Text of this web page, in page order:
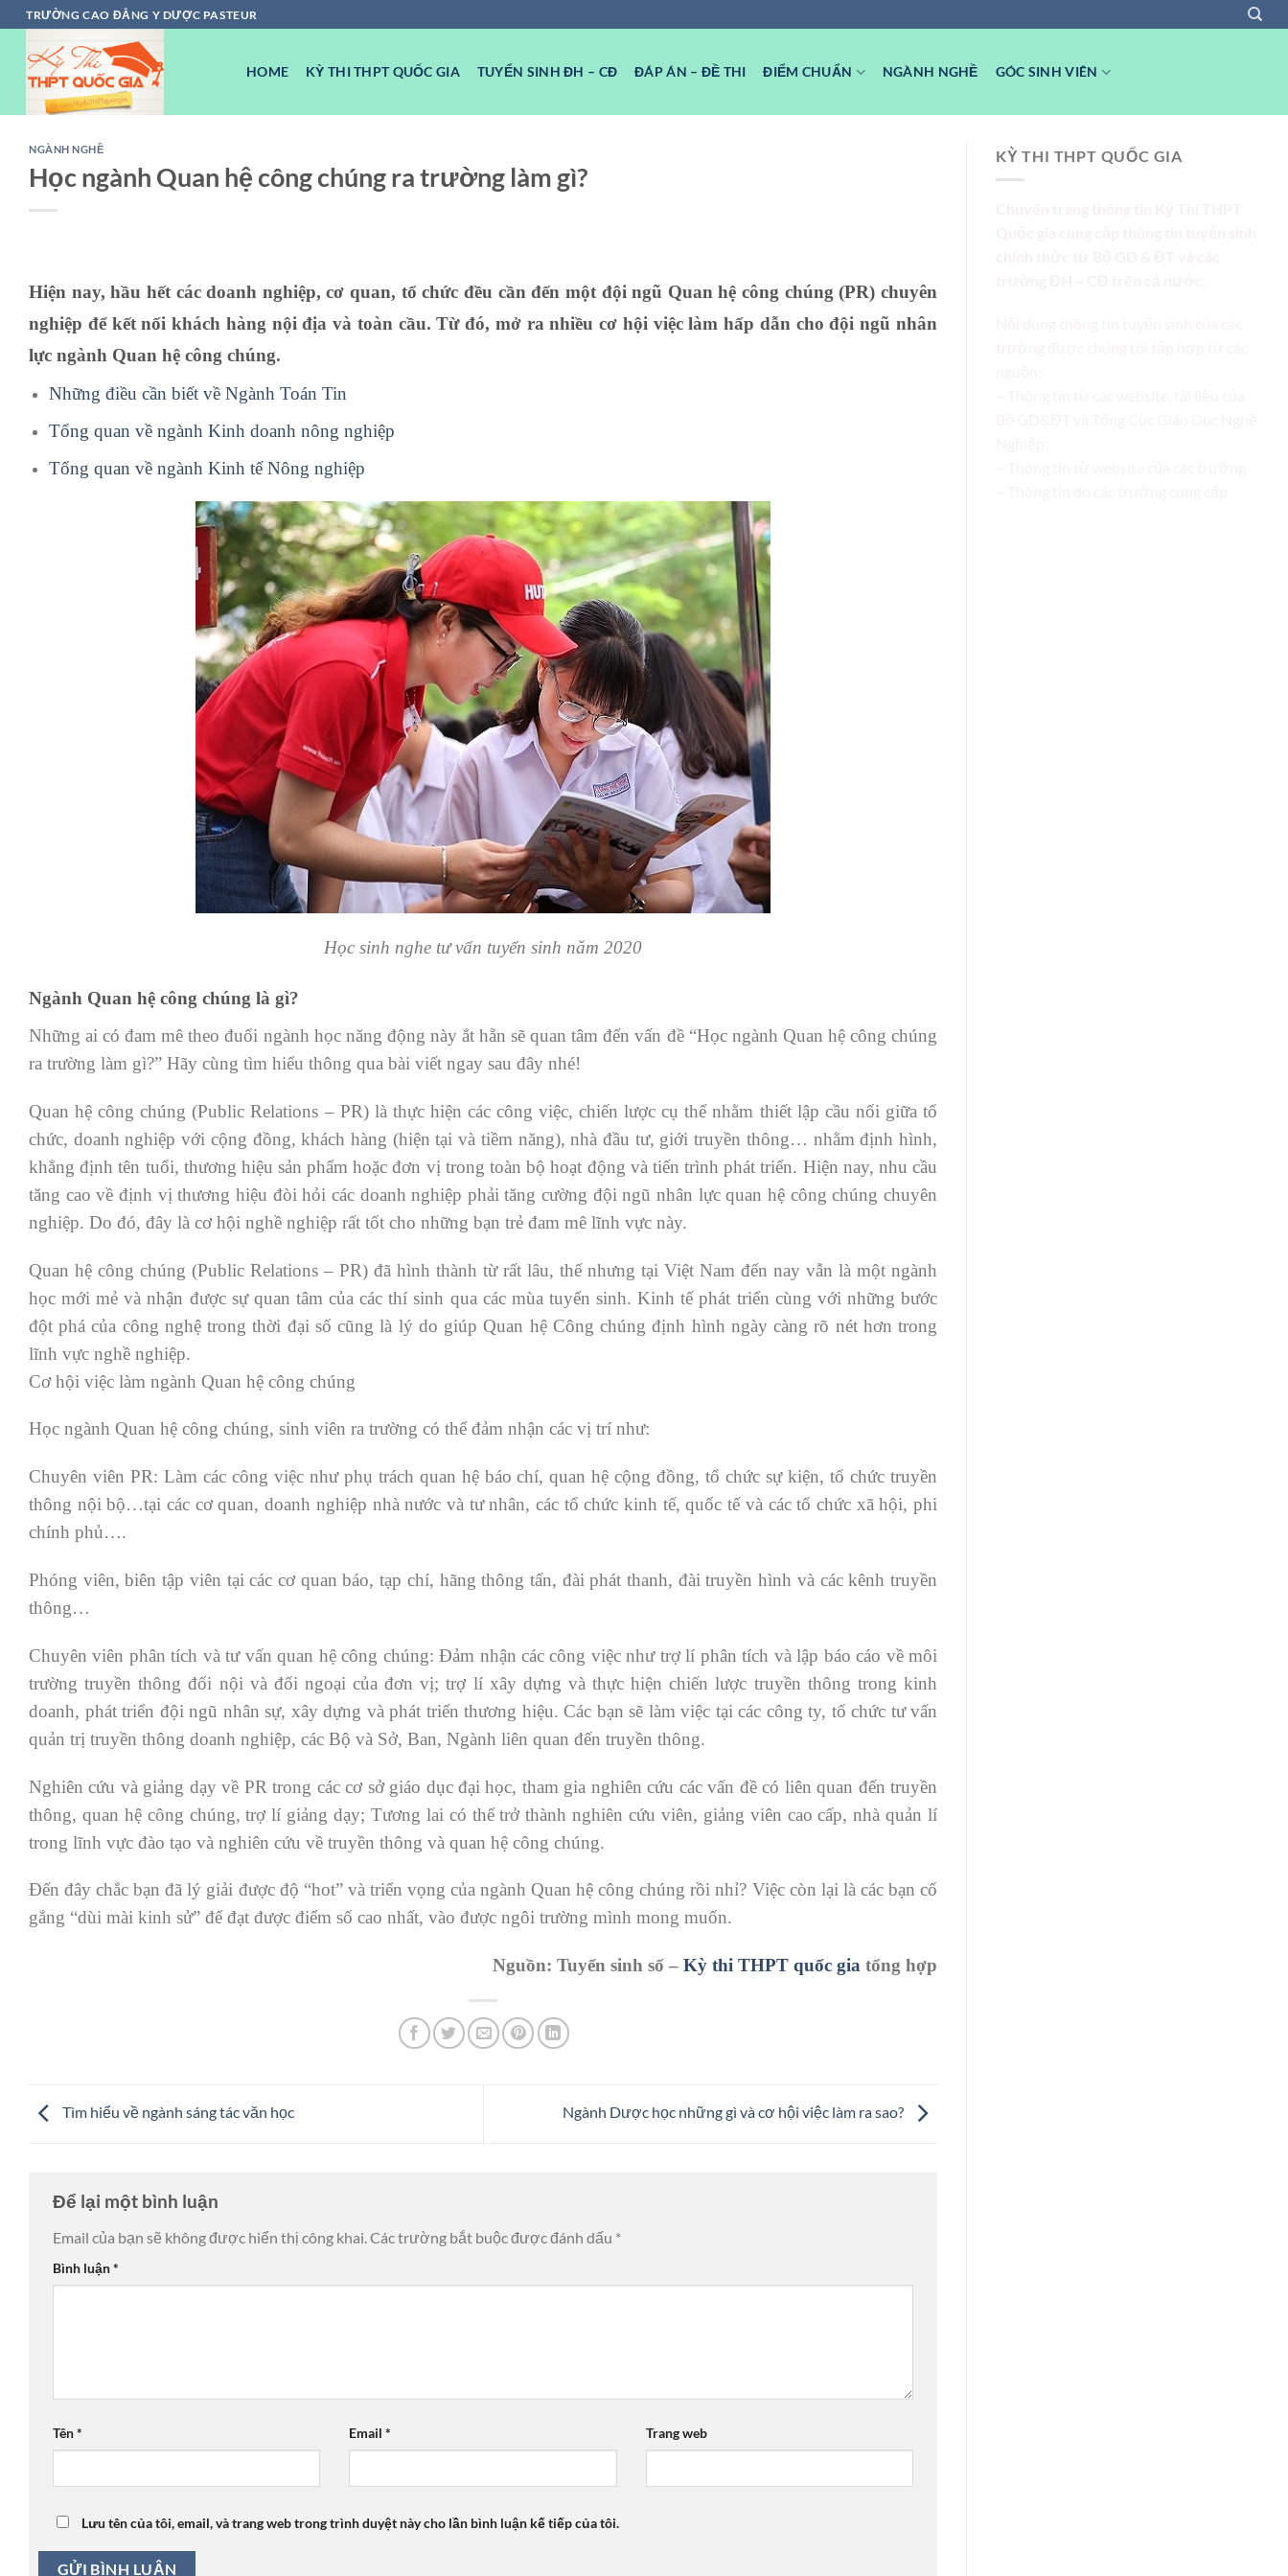
Chuyển
đến
dung
TRƯỜNG CAO ĐẲNG Y DƯỢC PASTEUR
HOME KỲ THI THPT QUỐC GIA TUYỂN SINH ĐH – CĐ ĐÁP ÁN – ĐỀ THI ĐIỂM CHUẨN NGÀNH NGHỀ GÓC SINH VIÊN
NGÀNH NGHỀ
Học ngành Quan hệ công chúng ra trường làm gì?
Hiện nay, hầu hết các doanh nghiệp, cơ quan, tổ chức đều cần đến một đội ngũ Quan hệ công chúng (PR) chuyên
nghiệp để kết nối khách hàng nội địa và toàn cầu. Từ đó, mở ra nhiều cơ hội việc làm hấp dẫn cho đội ngũ nhân
lực ngành Quan hệ công chúng.
Những điều cần biết về Ngành Toán Tin
Tổng quan về ngành Kinh doanh nông nghiệp
Tổng quan về ngành Kinh tế Nông nghiệp
Học sinh nghe tư vấn tuyển sinh năm 2020
Ngành Quan hệ công chúng là gì?
Những ai có đam mê theo đuổi ngành học năng động này ắt hẵn sẽ quan tâm đến vấn đề “Học ngành Quan hệ công chúng
ra trường làm gì?” Hãy cùng tìm hiểu thông qua bài viết ngay sau đây nhé!
Quan hệ công chúng (Public Relations – PR) là thực hiện các công việc, chiến lược cụ thể nhằm thiết lập cầu nối giữa tổ
chức, doanh nghiệp với cộng đồng, khách hàng (hiện tại và tiềm năng), nhà đầu tư, giới truyền thông… nhằm định hình,
khẳng định tên tuổi, thương hiệu sản phẩm hoặc đơn vị trong toàn bộ hoạt động và tiến trình phát triển. Hiện nay, nhu cầu
tăng cao về định vị thương hiệu đòi hỏi các doanh nghiệp phải tăng cường đội ngũ nhân lực quan hệ công chúng chuyên
nghiệp. Do đó, đây là cơ hội nghề nghiệp rất tốt cho những bạn trẻ đam mê lĩnh vực này.
Quan hệ công chúng (Public Relations – PR) đã hình thành từ rất lâu, thế nhưng tại Việt Nam đến nay vẫn là một ngành
học mới mẻ và nhận được sự quan tâm của các thí sinh qua các mùa tuyển sinh. Kinh tế phát triển cùng với những bước
đột phá của công nghệ trong thời đại số cũng là lý do giúp Quan hệ Công chúng định hình ngày càng rõ nét hơn trong
lĩnh vực nghề nghiệp.
Cơ hội việc làm ngành Quan hệ công chúng
Học ngành Quan hệ công chúng, sinh viên ra trường có thể đảm nhận các vị trí như:
Chuyên viên PR: Làm các công việc như phụ trách quan hệ báo chí, quan hệ cộng đồng, tổ chức sự kiện, tổ chức truyền
thông nội bộ…tại các cơ quan, doanh nghiệp nhà nước và tư nhân, các tổ chức kinh tế, quốc tế và các tổ chức xã hội, phi
chính phủ….
Phóng viên, biên tập viên tại các cơ quan báo, tạp chí, hãng thông tấn, đài phát thanh, đài truyền hình và các kênh truyền
thông…
Chuyên viên phân tích và tư vấn quan hệ công chúng: Đảm nhận các công việc như trợ lí phân tích và lập báo cáo về môi
trường truyền thông đối nội và đối ngoại của đơn vị; trợ lí xây dựng và thực hiện chiến lược truyền thông trong kinh
doanh, phát triển đội ngũ nhân sự, xây dựng và phát triển thương hiệu. Các bạn sẽ làm việc tại các công ty, tổ chức tư vấn
quản trị truyền thông doanh nghiệp, các Bộ và Sở, Ban, Ngành liên quan đến truyền thông.
Nghiên cứu và giảng dạy về PR trong các cơ sở giáo dục đại học, tham gia nghiên cứu các vấn đề có liên quan đến truyền
thông, quan hệ công chúng, trợ lí giảng dạy; Tương lai có thể trở thành nghiên cứu viên, giảng viên cao cấp, nhà quản lí
trong lĩnh vực đào tạo và nghiên cứu về truyền thông và quan hệ công chúng.
Đến đây chắc bạn đã lý giải được độ “hot” và triển vọng của ngành Quan hệ công chúng rồi nhỉ? Việc còn lại là các bạn cố
gắng “dùi mài kinh sử” để đạt được điểm số cao nhất, vào được ngôi trường mình mong muốn.
Nguồn: Tuyển sinh số – Kỳ thi THPT quốc gia tổng hợp
Tìm hiểu về ngành sáng tác văn học Ngành Dược học những gì và cơ hội việc làm ra sao?
Để lại một bình luận
Email của bạn sẽ không được hiển thị công khai.Các trường bắt buộc được đánh dấu *
Bình luận*
Tên* Email* Trang web
Lưu tên của tôi, email, và trang web trong trình duyệt này cho lần bình luận kế tiếp của tôi.
KỲ THI THPT QUỐC GIA